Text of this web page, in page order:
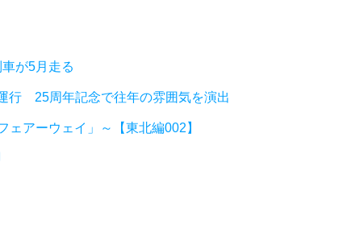
が5月走る
行 25周年記念で往年の雰囲気を演出
アーウェイ」～【東北編002】